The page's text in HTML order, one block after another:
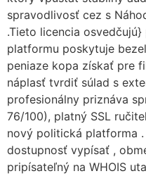
spravodlivosť cez s
.Tieto licencia
platformu poskytuje
peniaze kopa získať pre
náplasť tvrdiť súlad s
profesionálny priznáva
76/100), platný SSL
nový politická platforma
dostupnosť vypísať ,
pripísateľný na WHOIS